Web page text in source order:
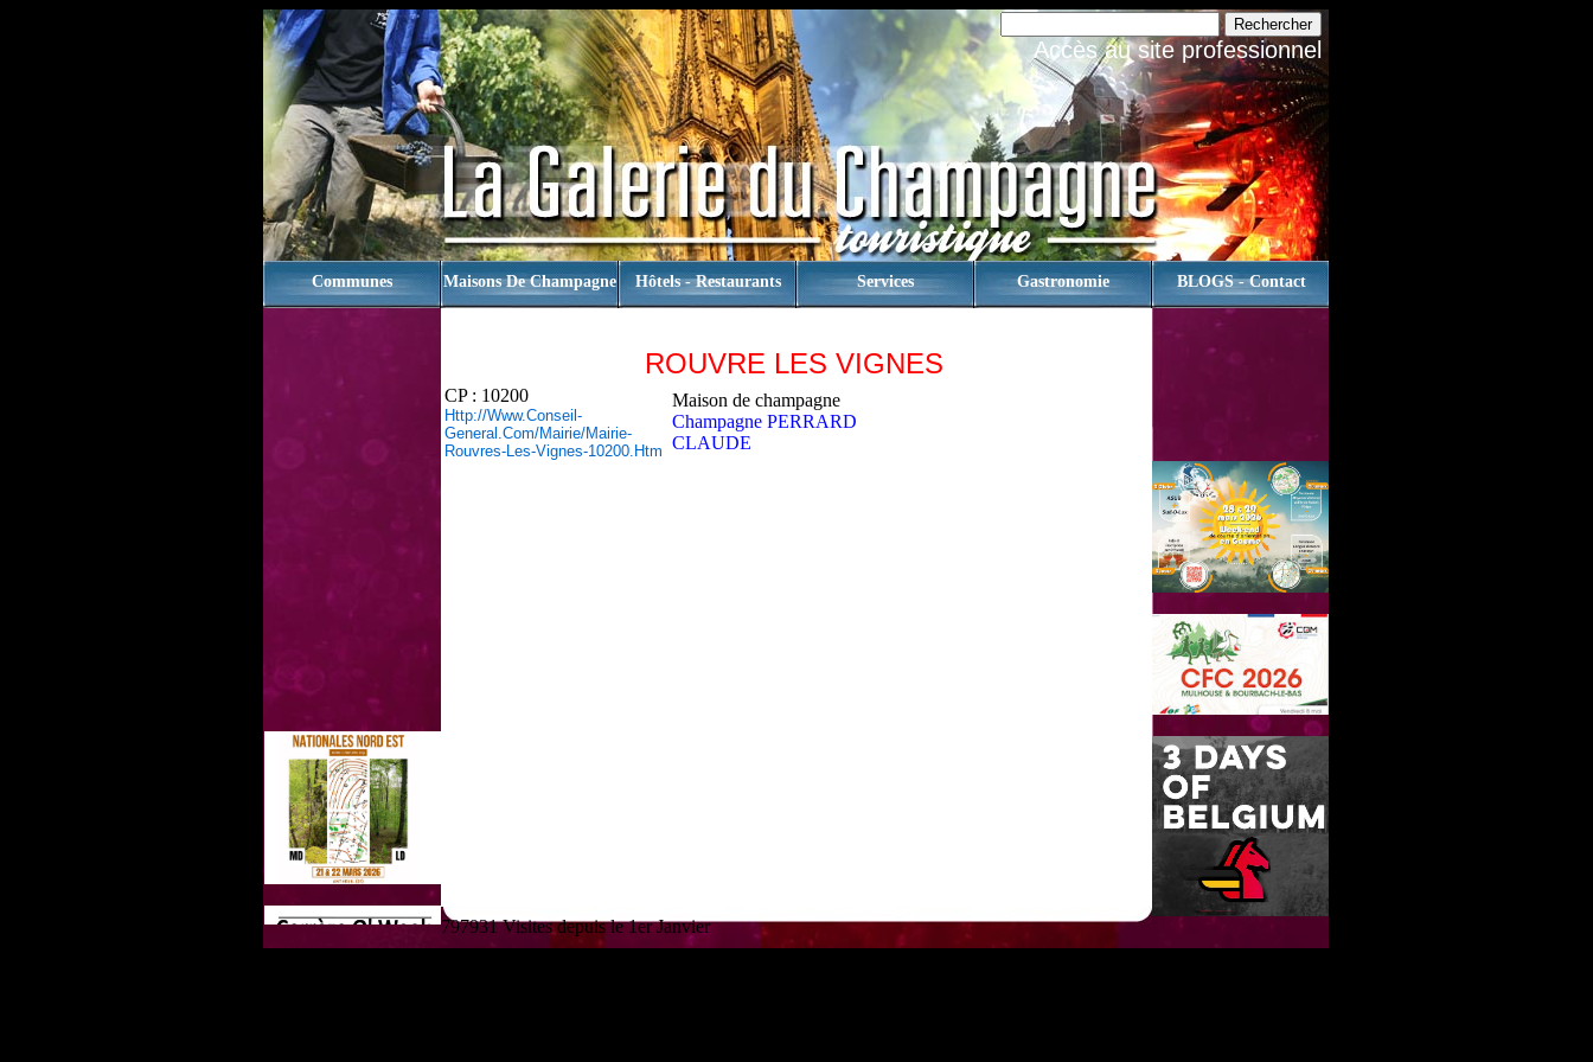
Accès au site professionnel
Communes Maisons De Champagne Hôtels - Restaurants Services Gastronomie BLOGS - Contact
ROUVRE LES VIGNES
CP : 10200
Http://www.conseil-
General.com/mairie/mairie-
Rouvres-Les-Vignes-10200.htm
Maison de champagne
Champagne PERRARD
CLAUDE
797931 Visites depuis le 1er Janvier